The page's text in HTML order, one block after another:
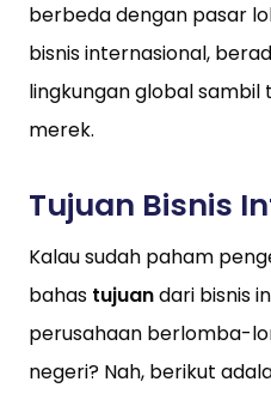
berbeda dengan pasar
bisnis internasional,
lingkungan global
merek.
Tujuan Bisnis
Kalau sudah paham
bahas tujuandari bisnis
perusahaan berlomba-
negeri? Nah, berikut